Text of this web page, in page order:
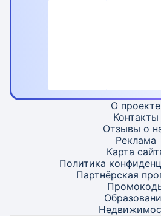
О проекте
Контакты
Отзывы о
Реклама
Карта
Политика
Партнёрская